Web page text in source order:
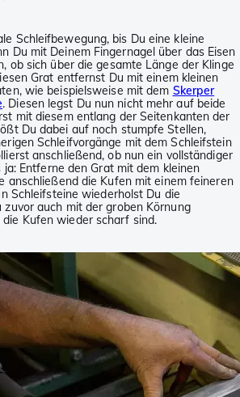
Schleifbewegung, bis Du eine kleine
Du mit Deinem Fingernagel über das Eisen
ob sich über die gesamte Länge der Klinge
Grat entfernst Du mit einem kleinen
wie beispielsweise mit dem Skerper
. Diesen legst Du nun nicht mehr auf beide
mit diesem entlang der Seitenkanten der
Du dabei auf noch stumpfe Stellen,
Schleifvorgänge mit dem Schleifstein
anschließend, ob nun ein vollständiger
Entferne den Grat mit dem kleinen
anschließend die Kufen mit einem feineren
Schleifsteine wiederholst Du die
zuvor auch mit der groben Körnung
Kufen wieder scharf sind.